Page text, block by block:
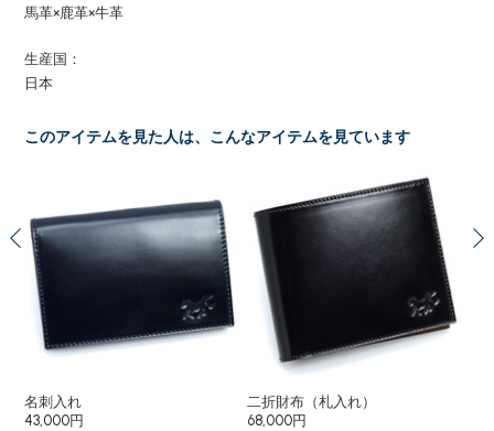
馬革×鹿革×牛革
生産国：
日本
このアイテムを見た人は、こんなアイテムを見ています
名刺入れ
43,000円
二折財布（札入れ）
68,000円